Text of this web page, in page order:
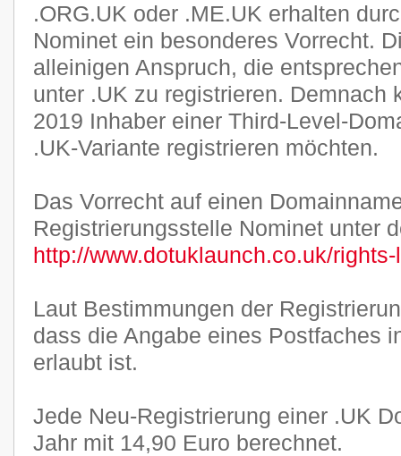
.ORG.UK oder .ME.UK erhalten
Nominet ein besonderes Vorrecht.
alleinigen Anspruch, die
unter .UK zu registrieren. Demnach
2019 Inhaber einer Third-Level-
.UK-Variante registrieren möchten.
Das Vorrecht auf einen
Registrierungsstelle Nominet unter
http://www.dotuklaunch.co.uk/
Laut Bestimmungen der
dass die Angabe eines Postfaches
erlaubt ist.
Jede Neu-Registrierung einer .UK
Jahr mit 14,90 Euro berechnet.